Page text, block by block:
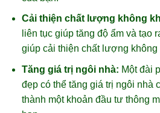
Cải thiện chất lượng không
liên tục giúp tăng độ ẩm và tạo
giúp cải thiện chất lượng không
Tăng giá trị ngôi nhà: Một đài
đẹp có thể tăng giá trị ngôi nhà
thành một khoản đầu tư thông